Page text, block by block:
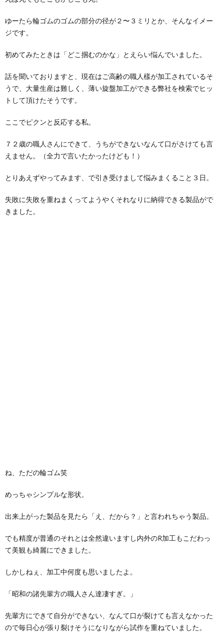
ゆーたら輪ゴムのゴムの部分の径が２〜３ミリとか、そんなイメー
ジです。
初めてみたときは「どこ掴むのかな」とえらい悩んでいました。
話を聞いておりますと、現在はご高齢の職人樣が加工されているそ
うで、大量生産は難しく、薄い旋盤加工ができる弊社を検索でヒッ
トして頂けたそうです。
ここでピクンと反応する私。
７２歳の職人さんにできて、うちができないなんて口がさけても言
えません。（全力で言いたかったけども！）
とりあえずやってみます、で引き受けまして悩みまくること３日。
失敗に失敗を重ねまくってようやくそれなりに納得できる製品がで
きました。
ね、ただの輪ゴム笑
めっちゃシンプルな形状。
出来上がった製品を見たら「え、だから？」と言われちゃう製品。
でも精度が普通のそれとは全然違いますし内外のR加工もこだわっ
て美観も綺麗にできました。
しかしねぇ、加工中何度も思いましたよ。
「昭和の諸先輩方の職人さん達凄すぎ。」
先輩方にできて自分ができない、なんて口が裂けても言えなかった
ので毎日心が張り裂けそうになりながら試作を重ねていました。